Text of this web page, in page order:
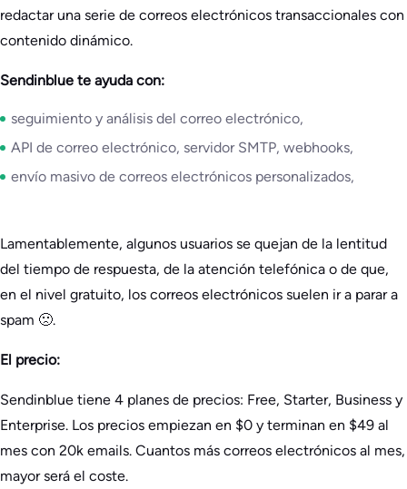
redactar una serie de correos electrónicos transaccionales con
contenido dinámico.
Sendinblue te ayuda con:
seguimiento y análisis del correo electrónico,
API de correo electrónico, servidor SMTP, webhooks,
envío masivo de correos electrónicos personalizados,
Lamentablemente, algunos usuarios se quejan de la lentitud
del tiempo de respuesta, de la atención telefónica o de que,
en el nivel gratuito, los correos electrónicos suelen ir a parar a
spam 🙁.
El precio:
Sendinblue tiene 4 planes de precios: Free, Starter, Business y
Enterprise. Los precios empiezan en $0 y terminan en $49 al
mes con 20k emails. Cuantos más correos electrónicos al mes,
mayor será el coste.